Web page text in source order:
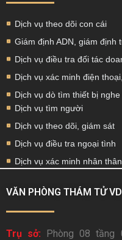
Dịch vụ theo dõi con cái
Giám định ADN, giám định
Dịch vụ điều tra đối tác
Dịch vụ xác minh điện
Dịch vụ dò tìm thiết bị
Dịch vụ tìm người
Dịch vụ theo dõi, giám sát
Dịch vụ điều tra ngoại tình
Dịch vụ xác minh nhân thân
VĂN PHÒNG THÁM TỬ
Trụ sở: Phòng 08 tầng